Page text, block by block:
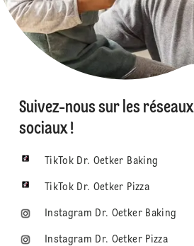
Suivez-nous sur les réseaux
sociaux !
TikTok Dr. Oetker Baking
TikTok Dr. Oetker Pizza
Instagram Dr. Oetker Baking
Instagram Dr. Oetker Pizza